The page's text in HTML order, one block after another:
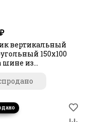
вертикальный
150х100
шине из